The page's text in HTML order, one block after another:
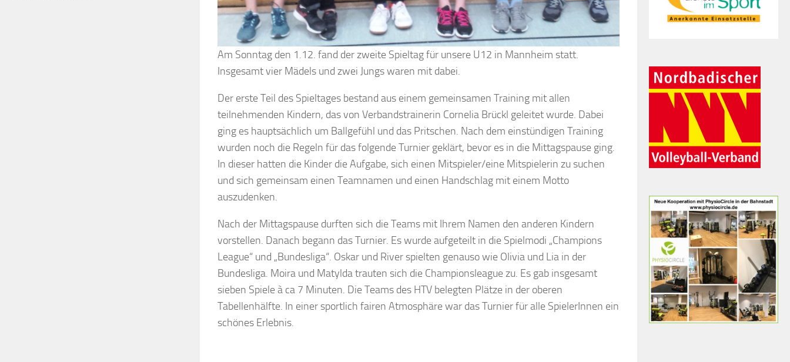
Am Sonntag den 1.12. fand der zweite Spieltag für unsere U12 in Mannheim statt.
Insgesamt vier Mädels und zwei Jungs waren mit dabei.
Der erste Teil des Spieltages bestand aus einem gemeinsamen Training mit allen
teilnehmenden Kindern, das von Verbandstrainerin Cornelia Brückl geleitet wurde. Dabei
ging es hauptsächlich um Ballgefühl und das Pritschen. Nach dem einstündigen Training
wurden noch die Regeln für das folgende Turnier geklärt, bevor es in die Mittagspause ging.
In dieser hatten die Kinder die Aufgabe, sich einen Mitspieler/eine Mitspielerin zu suchen
und sich gemeinsam einen Teamnamen und einen Handschlag mit einem Motto
auszudenken.
Nach der Mittagspause durften sich die Teams mit Ihrem Namen den anderen Kindern
vorstellen. Danach begann das Turnier. Es wurde aufgeteilt in die Spielmodi „Champions
League“ und „Bundesliga“. Oskar und River spielten genauso wie Olivia und Lia in der
Bundesliga. Moira und Matylda trauten sich die Championsleague zu. Es gab insgesamt
sieben Spiele à ca 7 Minuten. Die Teams des HTV belegten Plätze in der oberen
Tabellenhälfte. In einer sportlich fairen Atmosphäre war das Turnier für alle SpielerInnen ein
schönes Erlebnis.